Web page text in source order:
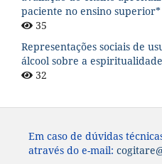
paciente no ensino superior*
35
Representações sociais de
álcool sobre a espiritualidade
32
Em caso de dúvidas
através do e-mail: